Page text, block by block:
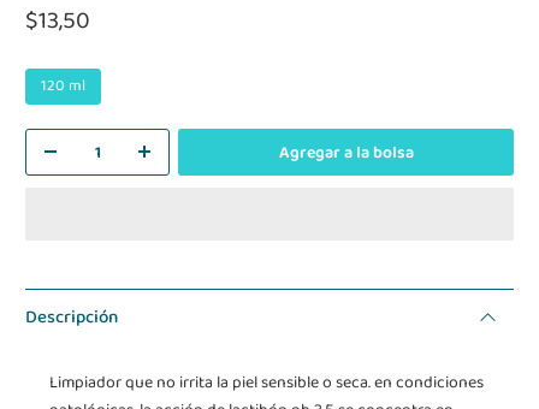
$13,50
120 ml
Agregar a la bolsa
Descripción
Limpiador que no irrita la piel sensible o seca. en condiciones